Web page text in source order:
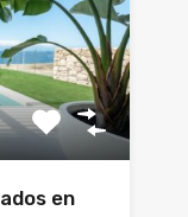
en